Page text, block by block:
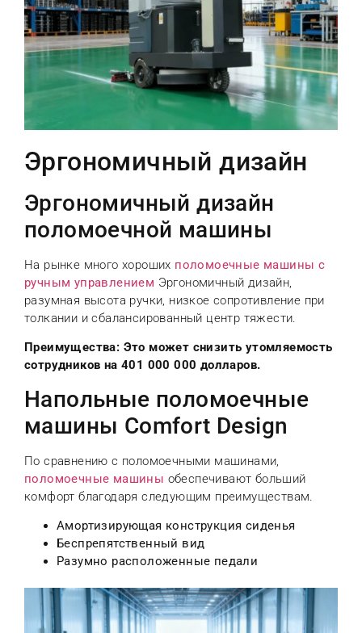
Эргономичный дизайн
Эргономичный дизайн
поломоечной машины
На рынке много хороших поломоечные машины с
ручным управлением Эргономичный дизайн,
разумная высота ручки, низкое сопротивление при
толкании и сбалансированный центр тяжести.
Преимущества: Это может снизить утомляемость
сотрудников на 401 000 000 долларов.
Напольные поломоечные
машины Comfort Design
По сравнению с поломоечными машинами,
поломоечные машины обеспечивают больший
комфорт благодаря следующим преимуществам.
Амортизирующая конструкция сиденья
Беспрепятственный вид
Разумно расположенные педали